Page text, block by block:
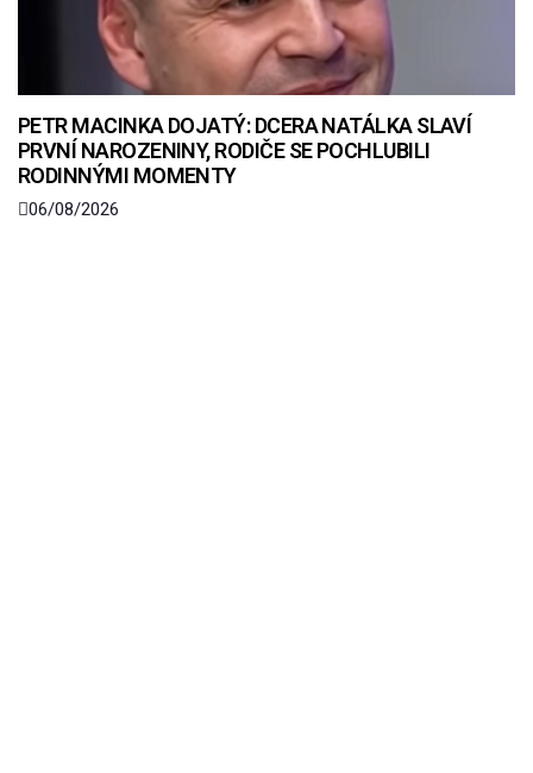
PETR MACINKA DOJATÝ: DCERA NATÁLKA SLAVÍ
PRVNÍ NAROZENINY, RODIČE SE POCHLUBILI
RODINNÝMI MOMENTY
06/08/2026